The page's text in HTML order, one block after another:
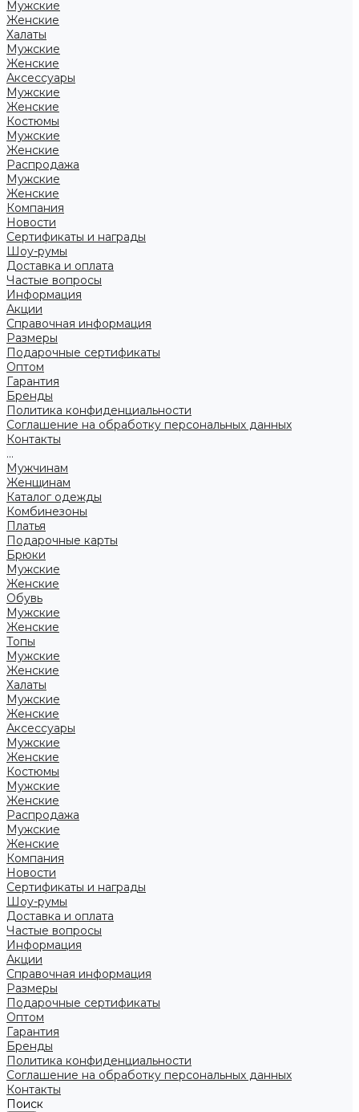
Мужские
Женские
Халаты
Мужские
Женские
Аксессуары
Мужские
Женские
Костюмы
Мужские
Женские
Распродажа
Мужские
Женские
Компания
Новости
Сертификаты и награды
Шоу-румы
Доставка и оплата
Частые вопросы
Информация
Акции
Справочная информация
Размеры
Подарочные сертификаты
Оптом
Гарантия
Бренды
Политика конфиденциальности
Соглашение на обработку персональных данных
Контакты
...
Мужчинам
Женщинам
Каталог одежды
Комбинезоны
Платья
Подарочные карты
Брюки
Мужские
Женские
Обувь
Мужские
Женские
Топы
Мужские
Женские
Халаты
Мужские
Женские
Аксессуары
Мужские
Женские
Костюмы
Мужские
Женские
Распродажа
Мужские
Женские
Компания
Новости
Сертификаты и награды
Шоу-румы
Доставка и оплата
Частые вопросы
Информация
Акции
Справочная информация
Размеры
Подарочные сертификаты
Оптом
Гарантия
Бренды
Политика конфиденциальности
Соглашение на обработку персональных данных
Контакты
Поиск